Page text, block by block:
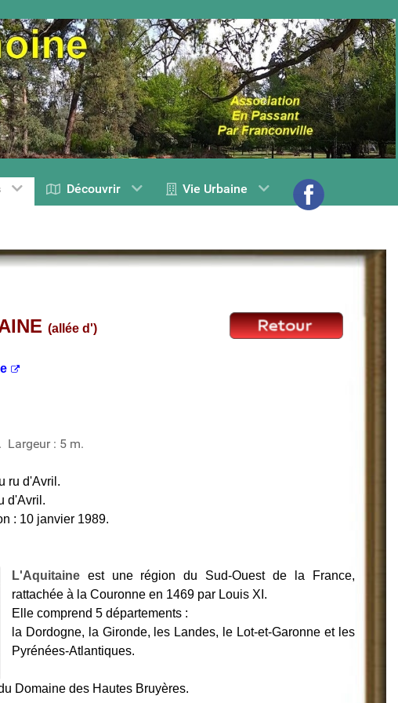
Découvrir Vie Urbaine
(allée d')
Largeur : 5 m.
ru d'Avril.
d'Avril.
: 10 janvier 1989.
L'Aquitaineest une région du Sud-Ouest de la France,
rattachée à la Couronne en 1469 par Louis XI.
Elle comprend 5 départements :
la Dordogne, la Gironde, les Landes, le Lot-et-Garonne et les
Pyrénées-Atlantiques.
Domaine des Hautes Bruyères.